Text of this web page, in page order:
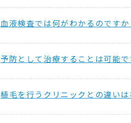
血液検査では何がわかるのですか
予防として治療することは可能で
植毛を行うクリニックとの違いは